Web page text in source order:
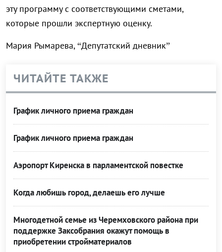
эту программу с соответствующими сметами,
которые прошли экспертную оценку.
Мария Рымарева, “Депутатский дневник”
ЧИТАЙТЕ ТАКЖЕ
График личного приема граждан
График личного приема граждан
Аэропорт Киренска в парламентской повестке
Когда любишь город, делаешь его лучше
Многодетной семье из Черемховского района при
поддержке Заксобрания окажут помощь в
приобретении стройматериалов